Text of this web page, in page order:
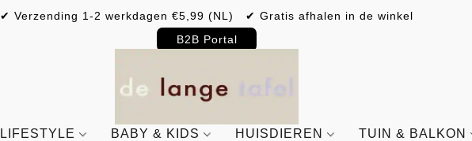
✔ Verzending 1-2 werkdagen €5,99 (NL) ✔ Gratis afhalen in de winkel
B2B Portal
LIFESTYLE BABY & KIDS HUISDIEREN TUIN & BALKON